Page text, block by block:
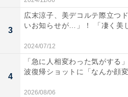
3
広末涼子、美デコルテ際立つ
いお知らせが…」！ 「凄く美
2024/07/12
4
「急に人相変わった気がする
波復帰ショットに「なんか顔
2026/08/06